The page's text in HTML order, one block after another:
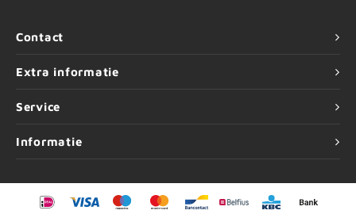
Contact
Extra informatie
Service
Informatie